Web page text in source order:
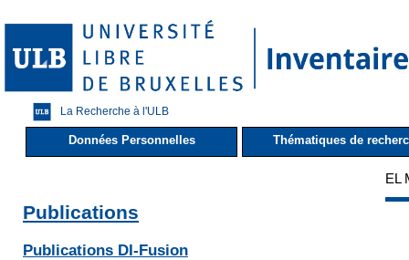
La Recherche à l'ULB
Données Personnelles Thématiques de
EL
Publications
Publications DI-Fusion